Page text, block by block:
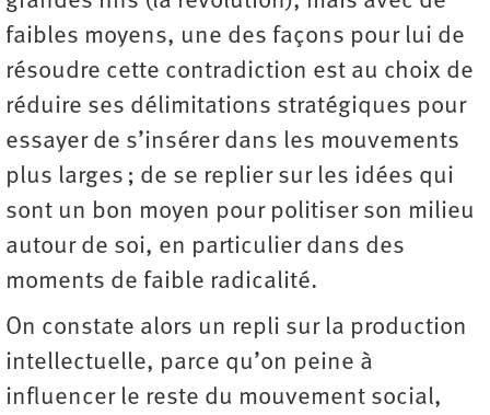
faibles moyens, une des façons pour lui de
résoudre cette contradiction est au choix de
réduire ses délimitations stratégiques pour
essayer de s’insérer dans les mouvements
plus larges ; de se replier sur les idées qui
sont un bon moyen pour politiser son milieu
autour de soi, en particulier dans des
moments de faible radicalité.
On constate alors un repli sur la production
intellectuelle, parce qu’on peine à
influencer le reste du mouvement social,